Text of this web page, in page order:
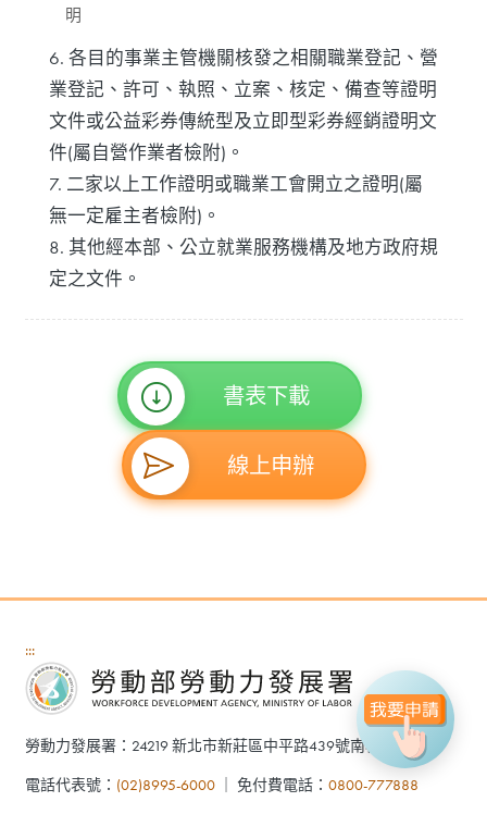
明
6. 各目的事業主管機關核發之相關職業登記、營
業登記、許可、執照、立案、核定、備查等證明
文件或公益彩券傳統型及立即型彩券經銷證明文
件(屬自營作業者檢附)。
7. 二家以上工作證明或職業工會開立之證明(屬
無一定雇主者檢附)。
8. 其他經本部、公立就業服務機構及地方政府規
定之文件。
書表下載
線上申辦
:::
勞動力發展署：24219 新北市新莊區中平路439號南棟7樓
電話代表號： (02)8995-6000｜ 免付費電話： 0800-777888